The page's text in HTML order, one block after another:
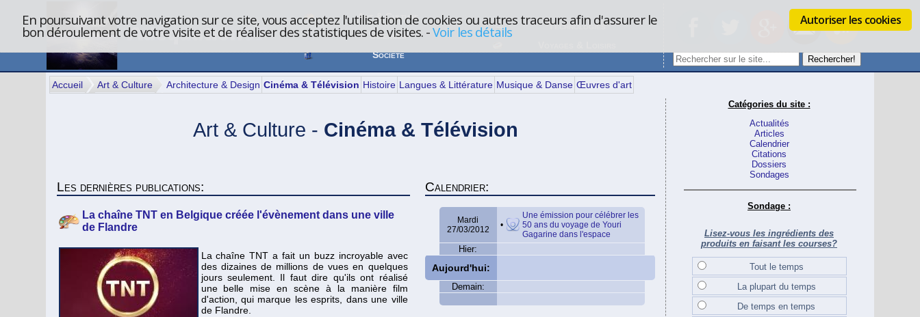
En poursuivant votre navigation sur ce site, vous acceptez l'utilisation de cookies ou autres traceurs afin d'assurer le
bon déroulement de votre visite et de réaliser des statistiques de visites. -Voir les détails
Autoriser les cookies
Art & Culture
Sciences
Société
Technologies
Accueil Art & Culture Architecture & Design Cinéma & Télévision Histoire Langues & Littérature Musique & Danse Œuvres d'art
Art & Culture - Cinéma & Télévision
Les dernières publications:
La chaîne TNT en Belgique créée l'évènement dans une ville
de Flandre
La chaîne TNT a fait un buzz incroyable avec
des dizaines de millions de vues en quelques
jours seulement. Il faut dire qu'ils ont réalisé
une belle mise en scène à la manière film
d'action, qui marque les esprits, dans une ville
de Flandre.
Calendrier:
Mardi
27/03/2012
•
Une émission pour célébrer les
50 ans du voyage de Youri
Gagarine dans l'espace
Hier:
Aujourd'hui:
Demain:
Catégories du site :
Actualités
Articles
Calendrier
Citations
Dossiers
Sondages
Sondage :
Lisez-vous les ingrédients des
produits en faisant les courses?
Tout le temps
La plupart du temps
De temps en temps